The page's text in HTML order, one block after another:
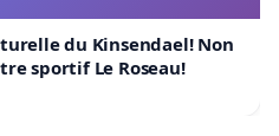
du Kinsendael! Non
sportif Le Roseau!